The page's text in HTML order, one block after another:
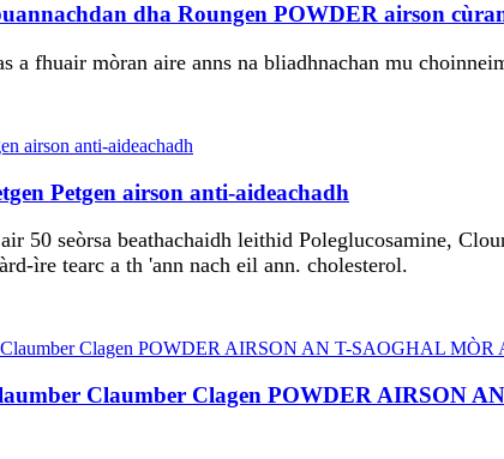
dha Roungen POWDER airson
a fhuair mòran aire anns na bliadhnachan mu
Petgen airson anti-aideachadh
50 seòrsa beathachaidh leithid Poleglucosamine,
ìre tearc a th 'ann nach eil ann. cholesterol.
Claumber Clagen POWDER AIRSON